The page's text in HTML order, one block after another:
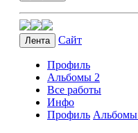
Лента Сайт
Профиль
Альбомы 2
Все работы
Инфо
Профиль Альбомы